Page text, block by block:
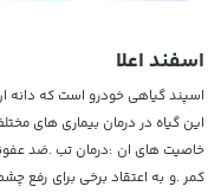
اسفند اعلا
اسپند گیاهی خودرو است که دانه
این گیاه در درمان بیماری های
خاصیت های ان :درمان تب .ضد
کمر .و به اعتقاد برخی برای